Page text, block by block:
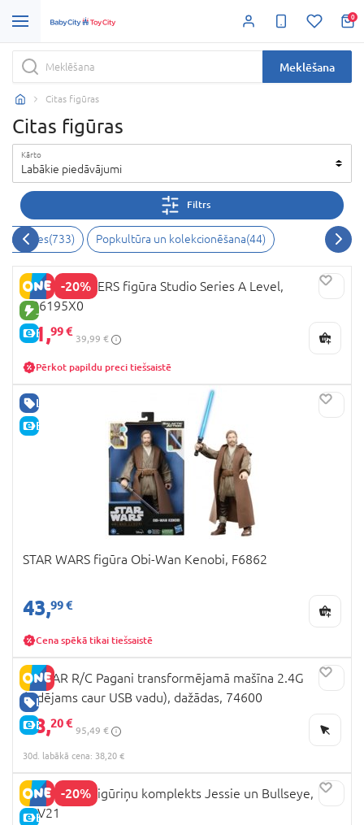
0
Meklēšana
Citas figūras
Citas figūras
Kārto
Labākie piedāvājumi
Filtrs
spēles(733) Popkultūra un kolekcionēšana(44)
-20%
JAUNA PRECE
E-CENA
TRANSFORMERS figūra Studio Series A Level,
G06195X0
31,99 €
39,99 €
Pērkot papildu preci tiešsaistē
LABA CENA
E-CENA
STAR WARS figūra Obi-Wan Kenobi, F6862
43,99 €
Cena spēkā tikai tiešsaistē
LABA CENA
E-CENA
RASTAR R/C Pagani transformējamā mašīna 2.4G
(lādējams caur USB vadu), dažādas, 74600
38,20 €
95,49 €
30d. labākā cena: 38,20 €
-20%
E-CENA
TOY STORY figūriņu komplekts Jessie un Bullseye,
JKV21